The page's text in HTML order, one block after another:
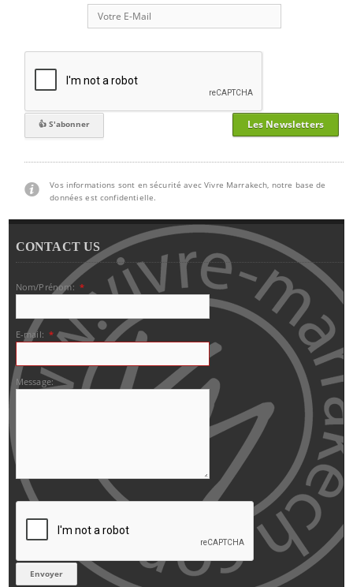
Les Newsletters
Vos informations sont en sécurité avec Vivre Marrakech, notre base de
données est confidentielle.
CONTACT US
Nom/Prénom: *
E-mail: *
Message: